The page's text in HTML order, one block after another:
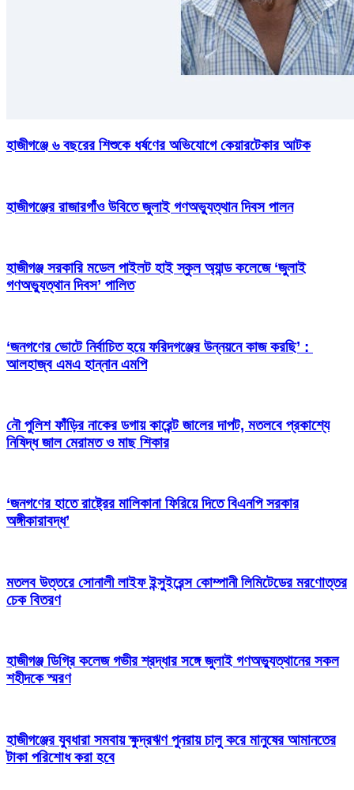
হাজীগঞ্জে ৬ বছরের শিশুকে ধর্ষণের অভিযোগে কেয়ারটেকার আটক
হাজীগঞ্জের রাজারগাঁও উবিতে জুলাই গণঅভ্যুত্থান দিবস পালন
হাজীগঞ্জ সরকারি মডেল পাইলট হাই স্কুল অ্যান্ড কলেজে ‘জুলাই
গণঅভ্যুত্থান দিবস’ পালিত
‘জনগণের ভোটে নির্বাচিত হয়ে ফরিদগঞ্জের উন্নয়নে কাজ করছি’ :
আলহাজ্ব এমএ হান্নান এমপি
নৌ পুলিশ ফাঁড়ির নাকের ডগায় কারেন্ট জালের দাপট, মতলবে প্রকাশ্যে
নিষিদ্ধ জাল মেরামত ও মাছ শিকার
‘জনগণের হাতে রাষ্ট্রের মালিকানা ফিরিয়ে দিতে বিএনপি সরকার
অঙ্গীকারাবদ্ধ’
মতলব উত্তরে সোনালী লাইফ ইন্সুইরেন্স কোম্পানী লিমিটেডের মরণোত্তর
চেক বিতরণ
হাজীগঞ্জ ডিগ্রি কলেজ গভীর শ্রদ্ধার সঙ্গে জুলাই গণঅভ্যুত্থানের সকল
শহীদকে স্মরণ
হাজীগঞ্জের যুবধারা সমবায় ক্ষুদ্রঋণ পুনরায় চালু করে মানুষের আমানতের
টাকা পরিশোধ করা হবে